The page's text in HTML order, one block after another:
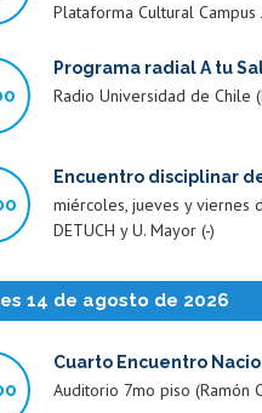
Plataforma Cultural
Programa radial A tu
Radio Universidad de Chile
Encuentro disciplinar
miércoles, jueves y
DETUCH y U. Mayor (-)
14 de agosto de 2026
Cuarto Encuentro
Auditorio 7mo piso (Ramón